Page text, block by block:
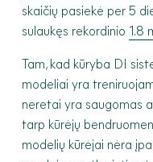
skaičių pasiekė per 5
sulaukęs rekordinio 1.8
Tam, kad kūryba DI
modeliai yra
neretai yra saugomas
tarp kūrėjų
modelių kūrėjai nėra